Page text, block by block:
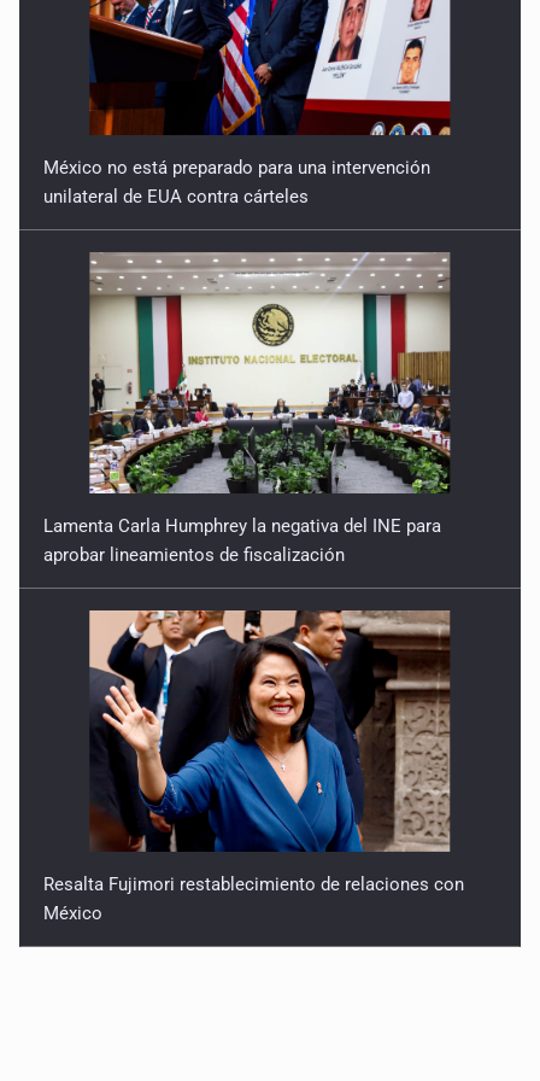
México no está preparado para una intervención
unilateral de EUA contra cárteles
Lamenta Carla Humphrey la negativa del INE para
aprobar lineamientos de fiscalización
Resalta Fujimori restablecimiento de relaciones con
México